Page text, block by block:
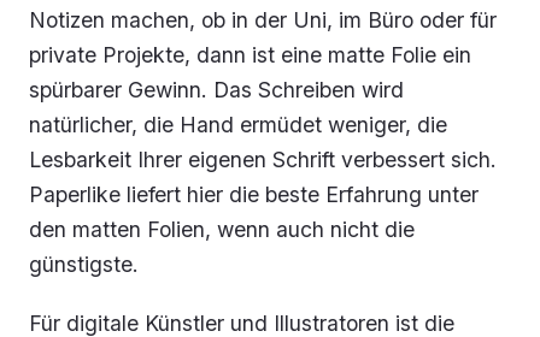
Notizen machen, ob in der Uni, im Büro oder für
private Projekte, dann ist eine matte Folie ein
spürbarer Gewinn. Das Schreiben wird
natürlicher, die Hand ermüdet weniger, die
Lesbarkeit Ihrer eigenen Schrift verbessert sich.
Paperlike liefert hier die beste Erfahrung unter
den matten Folien, wenn auch nicht die
günstigste.
Für digitale Künstler und Illustratoren ist die